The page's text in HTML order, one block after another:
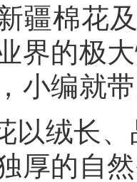
疆棉花
界的极
小编就
以绒长
厚的自